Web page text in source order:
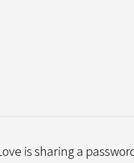
Love is sharing a